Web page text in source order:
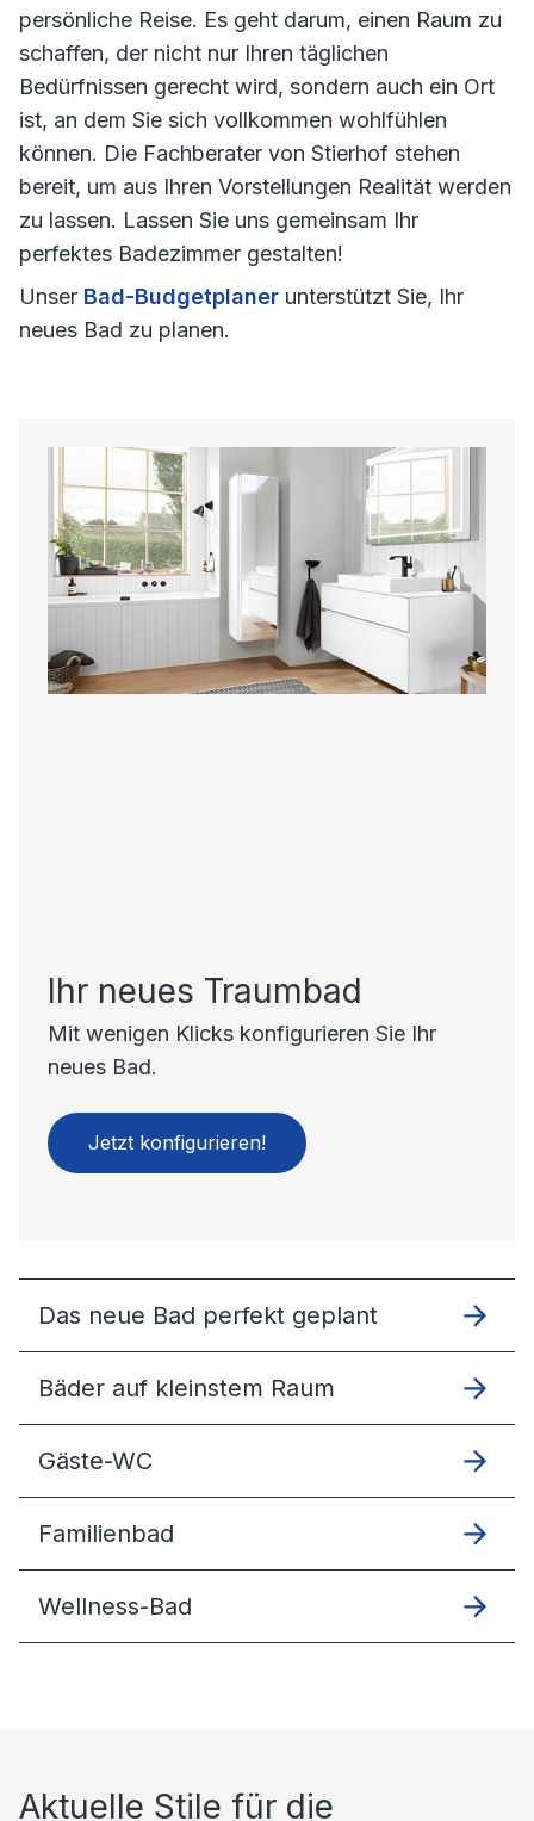
persönliche Reise. Es geht darum, einen Raum zu
schaffen, der nicht nur Ihren täglichen
Bedürfnissen gerecht wird, sondern auch ein Ort
ist, an dem Sie sich vollkommen wohlfühlen
können. Die Fachberater von Stierhof stehen
bereit, um aus Ihren Vorstellungen Realität werden
zu lassen. Lassen Sie uns gemeinsam Ihr
perfektes Badezimmer gestalten!
Unser Bad-Budgetplaner unterstützt Sie, Ihr
neues Bad zu planen.
Ihr neues Traumbad
Mit wenigen Klicks konfigurieren Sie Ihr
neues Bad.
Jetzt konfigurieren!
Das neue Bad perfekt geplant
Bäder auf kleinstem Raum
Gäste-WC
Familienbad
Wellness-Bad
Aktuelle Stile für die